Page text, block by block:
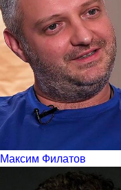
Максим Филатов